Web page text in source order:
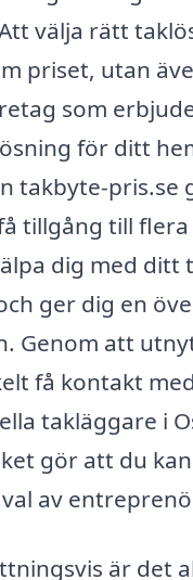
välja rätt
priset, utan
som
för ditt
takbyte-pris.se
tillgång till
dig med ditt
ger dig en
Genom att
få kontakt med
takläggare i
gör att du
av
är det